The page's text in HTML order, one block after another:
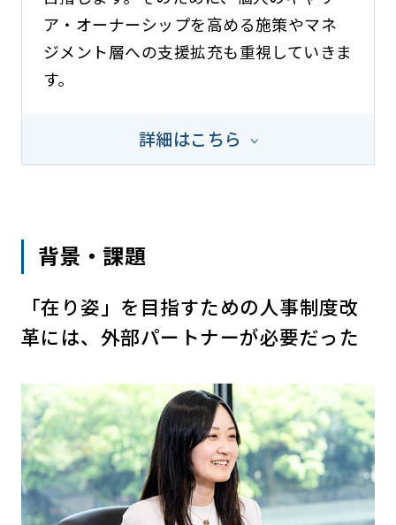
ア・オーナーシップを高める施策やマネ
ジメント層への支援拡充も重視していきま
す。
詳細はこちら
背景・課題
「在り姿」を目指すための人事制度改
革には、外部パートナーが必要だった